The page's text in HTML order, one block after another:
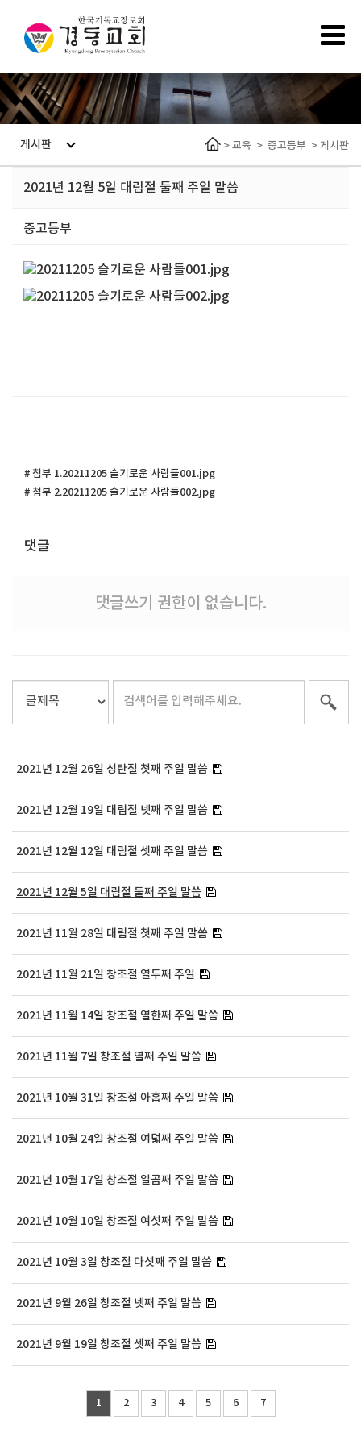
게시판 >교육 > 중고등부 >게시판
2021년 12월 5일 대림절 둘째 주일 말씀
중고등부
# 첨부 1.20211205 슬기로운 사람들001.jpg
# 첨부 2.20211205 슬기로운 사람들002.jpg
댓글
댓글쓰기 권한이 없습니다.
2021년 12월 26일 성탄절 첫째 주일 말씀
2021년 12월 19일 대림절 넷째 주일 말씀
2021년 12월 12일 대림절 셋째 주일 말씀
2021년 12월 5일 대림절 둘째 주일 말씀
2021년 11월 28일 대림절 첫째 주일 말씀
2021년 11월 21일 창조절 열두째 주일
2021년 11월 14일 창조절 열한째 주일 말씀
2021년 11월 7일 창조절 열째 주일 말씀
2021년 10월 31일 창조절 아홉째 주일 말씀
2021년 10월 24일 창조절 여덟째 주일 말씀
2021년 10월 17일 창조절 일곱째 주일 말씀
2021년 10월 10일 창조절 여섯째 주일 말씀
2021년 10월 3일 창조절 다섯째 주일 말씀
2021년 9월 26일 창조절 넷째 주일 말씀
2021년 9월 19일 창조절 셋째 주일 말씀
1 2 3 4 5 6 7